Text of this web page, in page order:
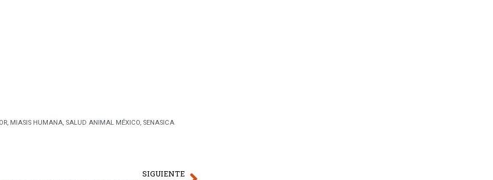
, MIASIS HUMANA, SALUD ANIMAL MÉXICO, SENASICA
SIGUIENTE